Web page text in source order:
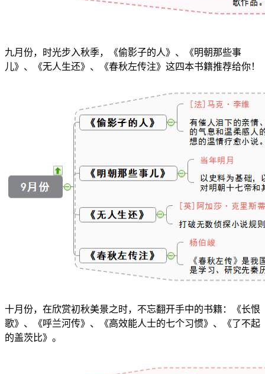
九月份，时光步入秋季，《偷影子的人》、《明朝那些事
儿》、《无人生还》、《春秋左传注》这四本书籍推荐给你！
十月份，在欣赏初秋美景之时，不忘翻开手中的书籍：《长恨
歌》、《呼兰河传》、《高效能人士的七个习惯》、《了不起
的盖茨比》。